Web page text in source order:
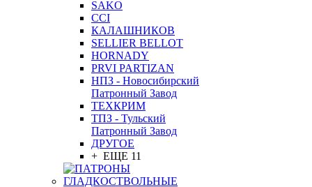
SAKO
CCI
КАЛАШНИКОВ
SELLIER BELLOT
HORNADY
PRVI PARTIZAN
НПЗ - Новосибирский
Патронный Завод
ТЕХКРИМ
ТПЗ - Тульский
Патронный Завод
ДРУГОЕ
+ ЕЩЕ 11